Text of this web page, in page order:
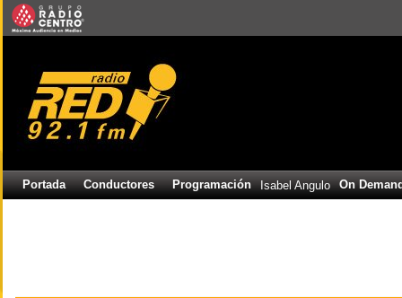
Portada Conductores Programación Isabel Angulo On